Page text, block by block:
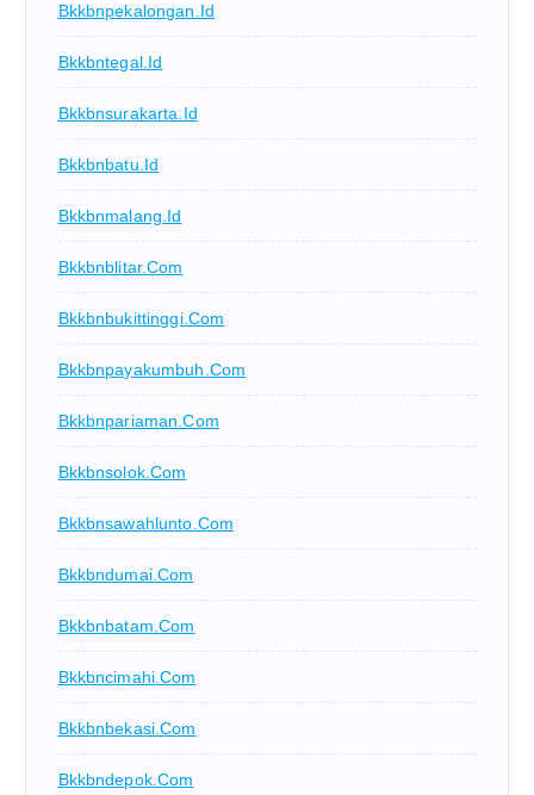
Bkkbnpekalongan.id
Bkkbntegal.id
Bkkbnsurakarta.id
Bkkbnbatu.id
Bkkbnmalang.id
Bkkbnblitar.com
Bkkbnbukittinggi.com
Bkkbnpayakumbuh.com
Bkkbnpariaman.com
Bkkbnsolok.com
Bkkbnsawahlunto.com
Bkkbndumai.com
Bkkbnbatam.com
Bkkbncimahi.com
Bkkbnbekasi.com
Bkkbndepok.com